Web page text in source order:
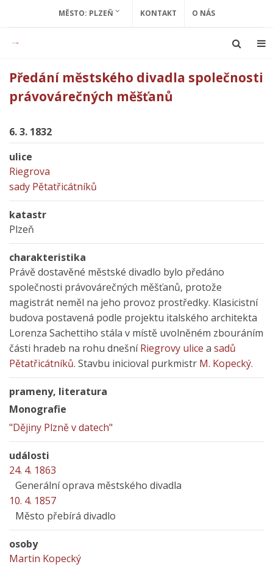
MĚSTO: PLZEŇ KONTAKT O NÁS
Předání městského divadla společnosti
právovárečných měšťanů
6. 3. 1832
ulice
Riegrova
sady Pětatřicátníků
katastr
Plzeň
charakteristika
Právě dostavěné městské divadlo bylo předáno
společnosti právovárečných měšťanů, protože
magistrát neměl na jeho provoz prostředky. Klasicistní
budova postavená podle projektu italského architekta
Lorenza Sachettiho stála v místě uvolněném zbouráním
části hradeb na rohu dnešníRiegrovy ulice a sadů
Pětatřicátníků. Stavbu inicioval purkmistr M. Kopecký.
prameny, literatura
Monografie
"Dějiny Plzně v datech"
události
24. 4. 1863
Generální oprava městského divadla
10. 4. 1857
Město přebírá divadlo
osoby
Martin Kopecký